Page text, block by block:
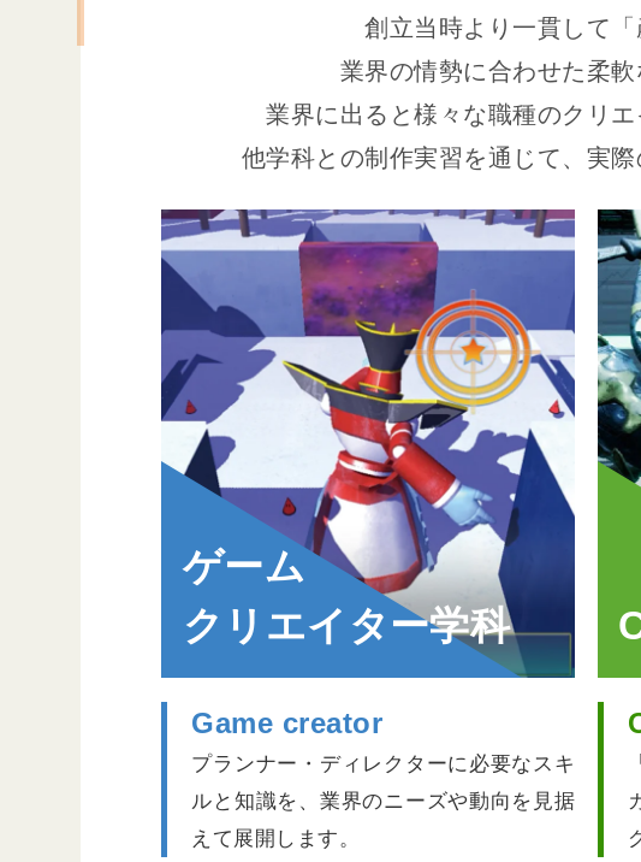
創立当時より一貫して
業界の情勢に合わせた柔軟
業界に出ると様々な職種のクリ
他学科との制作実習を通じて、 実際
ゲーム
クリエイター学科
Game creator
プランナー・ディレクターに必要なスキ
ルと知識を、業界のニーズや動向を見据
えて展開します。